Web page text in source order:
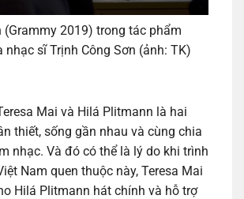
(Grammy 2019) trong tác phẩm
nhạc sĩ Trịnh Công Sơn (ảnh: TK)
Mai và Hilá Plitmann là hai
thiết, sống gần nhau và cùng chia
nhạc. Và đó có thể là lý do khi trình
Nam quen thuộc này, Teresa Mai
Hilá Plitmann hát chính và hỗ trợ